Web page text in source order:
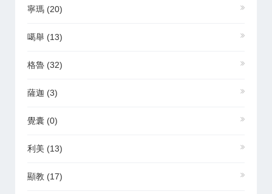
寧瑪 (20)
噶舉 (13)
格魯 (32)
薩迦 (3)
覺囊 (0)
利美 (13)
顯教 (17)